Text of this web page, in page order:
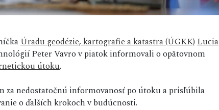
Úradu geodézie, kartografie a katastra (ÚGKK)Lucia
Peter Vavro v piatok informovali o opätovnom
útoku.
za nedostatočnú informovanosť po útoku a prisľúbila
o ďalších krokoch v budúcnosti.